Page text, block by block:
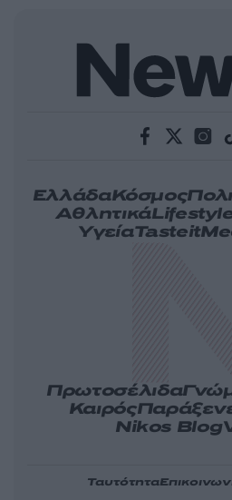
ΕλλάδαΚόσμος
Αθλητικά
ΥγείαTasteit
Πρωτοσέλιδα
Καιρός
Nikos Blog
Ταυτότητα